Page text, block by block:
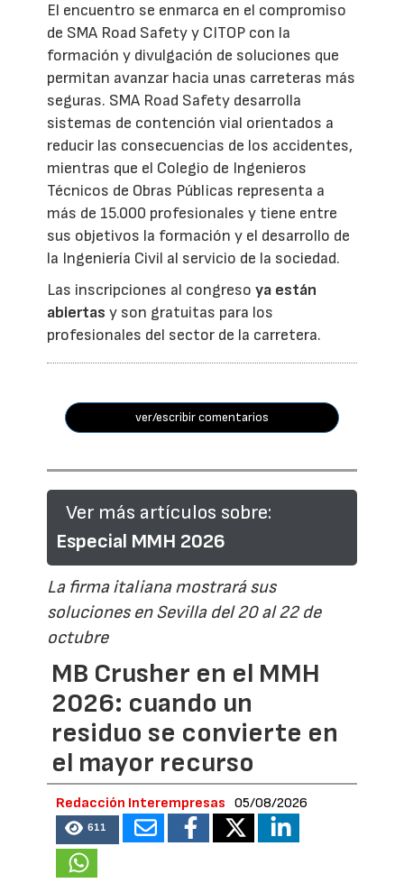
El encuentro se enmarca en el compromiso
de SMA Road Safety y CITOP con la
formación y divulgación de soluciones que
permitan avanzar hacia unas carreteras más
seguras. SMA Road Safety desarrolla
sistemas de contención vial orientados a
reducir las consecuencias de los accidentes,
mientras que el Colegio de Ingenieros
Técnicos de Obras Públicas representa a
más de 15.000 profesionales y tiene entre
sus objetivos la formación y el desarrollo de
la Ingeniería Civil al servicio de la sociedad.
Las inscripciones al congresoya están
abiertas y son gratuitas para los
profesionales del sector de la carretera.
ver/escribir comentarios
Ver más artículos sobre:
Especial MMH 2026
La firma italiana mostrará sus
soluciones en Sevilla del 20 al 22 de
octubre
MB Crusher en el MMH
2026: cuando un
residuo se convierte en
el mayor recurso
Redacción Interempresas 05/08/2026
611